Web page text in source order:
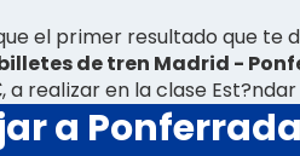
el primer resultado que te
de tren Madrid -
, a realizar en la clase
a